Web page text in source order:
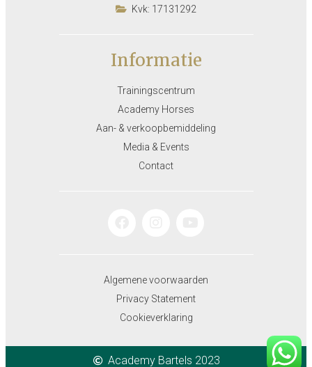
Kvk: 17131292
Informatie
Trainingscentrum
Academy Horses
Aan- & verkoopbemiddeling
Media & Events
Contact
Algemene voorwaarden
Privacy Statement
Cookieverklaring
Academy Bartels 2023